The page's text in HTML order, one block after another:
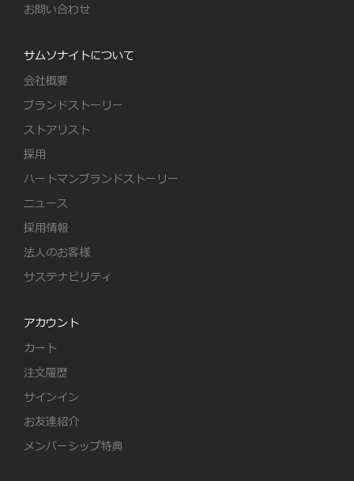
お問い合わせ
サムソナイトについて
会社概要
ブランドストーリー
ストアリスト
採用
ハートマンブランドストーリー
ニュース
採用情報
法人のお客様
サステナビリティ
アカウント
カート
注文履歴
サインイン
お友達紹介
メンバーシップ特典